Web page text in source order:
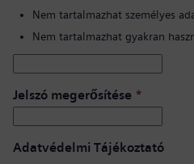
Nem tartalmazhat személyes
Nem tartalmazhat gyakran
Jelszó megerősítése *
Adatvédelmi Tájékoztató